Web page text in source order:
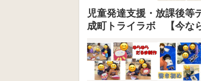
児童発達支援・放課後
成町トライラボ 【今な